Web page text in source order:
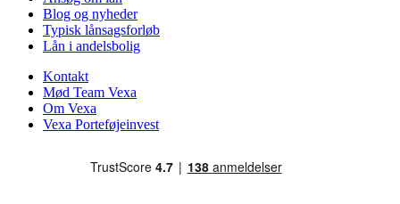
Blog og nyheder
Typisk lånsagsforløb
Lån i andelsbolig
Kontakt
Mød Team Vexa
Om Vexa
Vexa Porteføjeinvest